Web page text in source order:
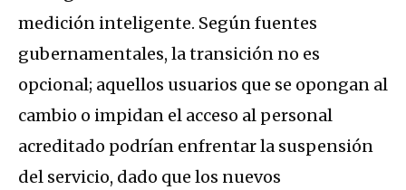
medición inteligente. Según fuentes
gubernamentales, la transición no es
opcional; aquellos usuarios que se opongan al
cambio o impidan el acceso al personal
acreditado podrían enfrentar la suspensión
del servicio, dado que los nuevos